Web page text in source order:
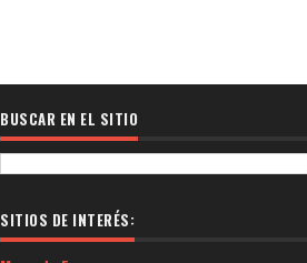
BUSCAR EN EL SITIO
SITIOS DE INTERÉS: